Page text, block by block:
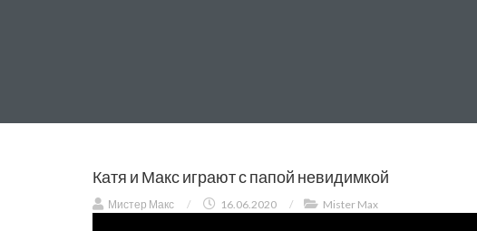
Катя и Макс играют с папой невидимкой
Мистер Макс / 16.06.2020 / Mister Max